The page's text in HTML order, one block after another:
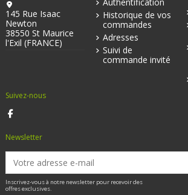
145 Rue Isaac
Newton
38550 St Maurice
l'Exil (FRANCE)
Authentification
Historique de vos
commandes
Adresses
Suivi de
commande invité
Suivez-nous
Newsletter
Inscrivez-vous à notre newsletter pour recevoir des
offres exclusives.